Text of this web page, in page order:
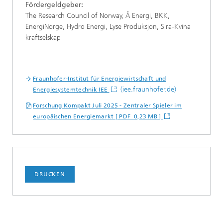
Fördergeldgeber:
The Research Council of Norway, Å Energi, BKK,
EnergiNorge, Hydro Energi, Lyse Produksjon, Sira-Kvina
kraftselskap
Fraunhofer-Institut für Energiewirtschaft und
Energiesystemtechnik IEE
(iee.fraunhofer.de)
Forschung Kompakt Juli 2025 - Zentraler Spieler im
europäischen Energiemarkt [ PDF 0,23 MB ]
DRUCKEN